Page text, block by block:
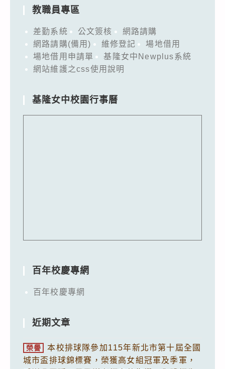
教職員專區
差勤系統 公文簽核
網路請購
網路請購(備用)
維修登記
場地借用
場地借用申請單
基隆女中Newplus系統
網站維護之css使用說明
基隆女中校園行事曆
百年校慶專網
百年校慶專網
近期文章
榮譽
本校排球隊參加115年新北市第十屆全國
城市盃排球錦標賽，榮獲高女組冠軍及季軍，